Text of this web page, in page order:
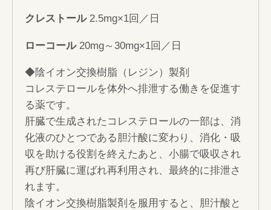
クレストール2.5mg×1回／日
ローコール20mg～30mg×1回／日
◆陰イオン交換樹脂（レジン）製剤
コレステロールを体外へ排泄する働きを促進す
る薬です。
肝臓で生成されたコレステロールの一部は、消
化液のひとつである胆汁酸に変わり、消化・吸
収を助ける役割を終えたあと、小腸で吸収され
再び肝臓に運ばれ再利用され、最終的に排泄さ
れます。
陰イオン交換樹脂製剤を服用すると、胆汁酸と